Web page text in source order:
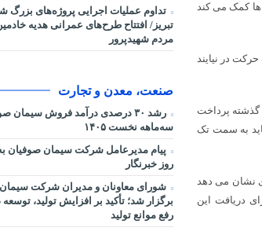
ها کمک می کند
در نیایند
در شهریور ۹۲ به کمتر از ۱۰ درصد در ماه گذشته پرداخت
به سمت تک
نشان می دهد
دریافت این
تداوم عملیات اجرایی پروژه‌های بزرگ
تبریز/ افتتاح طرح‌های عمرانی هدیه
مردم شهیدپرور
صنعت، معدن و تجارت
رشد ۳۰ درصدی درآمد فروش سیمان
سه‌ماهه نخست ۱۴۰۵
پیام مدیرعامل شرکت سیمان صوفیان
روز خبرنگار
شورای معاونان و مدیران شرکت
برگزار شد؛ تأکید بر افزایش تولید،
رفع موانع تولید